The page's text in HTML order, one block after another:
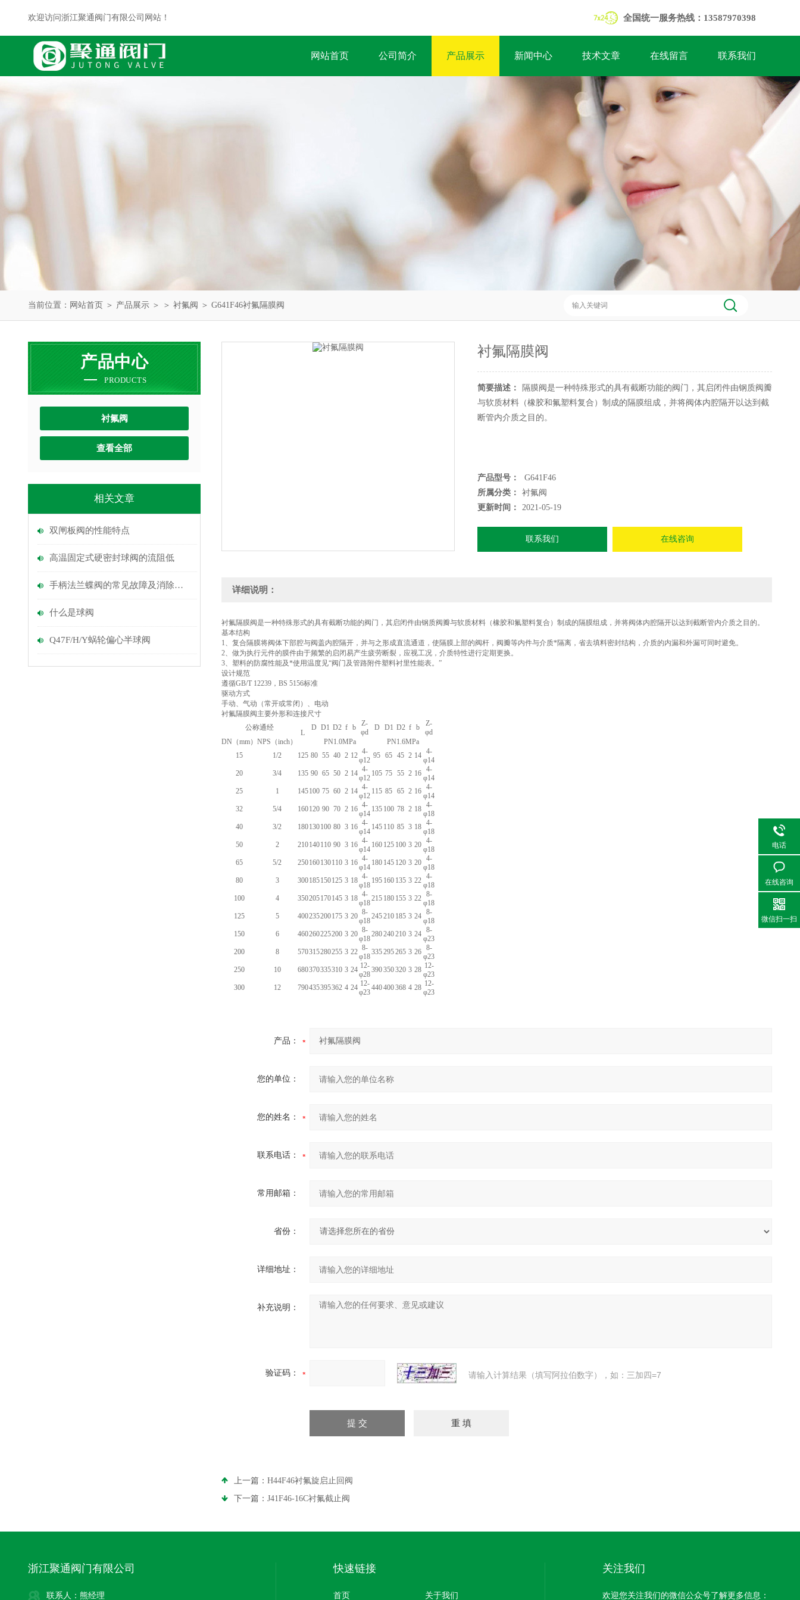
欢迎访问浙江聚通阀门有限公司网站！ 全国统一服务热线：13587970398
网站首页 公司简介 产品展示 新闻中心 技术文章 在线留言 联系我们
当前位置： 网站首页 ＞ 产品展示 ＞ ＞ 衬氟阀 ＞ G641F46衬氟隔膜阀
产品中心
PRODUCTS
衬氟阀
查看全部
相关文章
双闸板阀的性能特点
高温固定式硬密封球阀的流阻低
手柄法兰蝶阀的常见故障及消除方法
什么是球阀
Q47F/H/Y蜗轮偏心半球阀
衬氟隔膜阀
简要描述：
隔膜阀是一种特殊形式的具有截断功能的阀门，其启闭件由钢质阀瓣
与软质材料（橡胶和氟塑料复合）制成的隔膜组成，并将阀体内腔隔开以达到截
断管内介质之目的。
产品型号：
G641F46
所属分类：
衬氟阀
更新时间：
2021-05-19
联系我们 在线咨询
详细说明：
衬氟隔膜阀是一种特殊形式的具有截断功能的阀门，其启闭件由钢质阀瓣与软质材料（橡胶和氟塑料复合）制成的隔膜组成，并将阀体内腔隔开以达到截断管内介质之目的。
基本结构
1、复合隔膜将阀体下部腔与阀盖内腔隔开，并与之形成直流通道，使隔膜上部的阀杆，阀瓣等内件与介质*隔离，省去填料密封结构，介质的内漏和外漏可同时避免。
2、做为执行元件的膜件由于频繁的启闭易产生疲劳断裂，应视工况，介质特性进行定期更换。
3、塑料的防腐性能及*使用温度见“阀门及管路附件塑料衬里性能表。”
设计规范
遵循GB/T 12239，BS 5156标准
驱动方式
手动、气动（常开或常闭）、电动
衬氟隔膜阀主要外形和连接尺寸
公称通经
L
D D1 D2 f b
Z-
φd
D D1 D2 f b
Z-
φd
DN（mm） NPS（inch） PN1.0MPa
PN1.6MPa
15
1/2 125 80 55 40 2 12 4-
φ12
95 65 45 2 14 4-
φ14
20
3/4 135 90 65 50 2 14 4-
φ12
105 75 55 2 16 4-
φ14
25
1 145100 75 60 2 14 4-
φ12
115 85 65 2 16 4-
φ14
32
5/4 160120 90 70 2 16 4-
φ14
135 100 78 2 18 4-
φ18
40
3/2 180130100 80 3 16 4-
φ14
145 110 85 3 18 4-
φ18
50
2 210140110 90 3 16 4-
φ14
160 125 100 3 20 4-
φ18
65
5/2 250160130110 3 16 4-
φ14
180 145 120 3 20 4-
φ18
80
3 300185150125 3 18 4-
φ18
195 160 135 3 22 4-
φ18
100
4 350205170145 3 18 4-
φ18
215 180 155 3 22 8-
φ18
125
5 400235200175 3 20 8-
φ18
245210 185 3 24 8-
φ18
150
6 460260225200 3 20 8-
φ18
280240210 3 24 8-
φ23
200
8 570315280255 3 22 8-
φ18
335295265 3 26 8-
φ23
250
10 680370335310 3 24 12-
φ28
390350320 3 28 12-
φ23
300
12 790435395362 4 24 12-
φ23
440400368 4 28 12-
φ23
产品：
您的单位：
您的姓名：
联系电话：
常用邮箱：
省份：
详细地址：
补充说明：
验证码： 请输入计算结果（填写阿拉伯数字），如：三加四=7
上一篇： H44F46衬氟旋启止回阀
下一篇： J41F46-16C衬氟截止阀
浙江聚通阀门有限公司
联系人：熊经理
快速链接
首页 关于我们
关注我们
欢迎您关注我们的微信公众号了解更多信息：
电话
在线咨询
微信扫一扫